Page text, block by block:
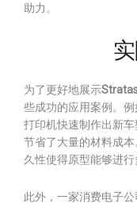
助力。
为了更好地展示
些成功的应用案例。
打印机快速制作出新
节省了大量的材料成
久性使得原型能够进
此外，一家消费电子公